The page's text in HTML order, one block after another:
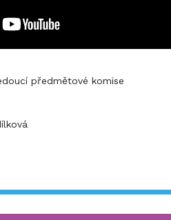
předmětové komise